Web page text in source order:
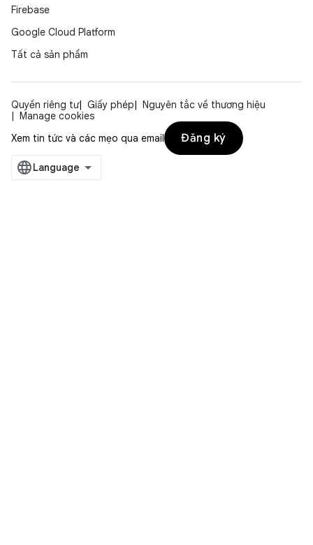
Firebase
Google Cloud Platform
Tất cả sản phẩm
Quyền riêng tư Giấy phép
Nguyên tắc về thương hiệu
Manage cookies
Xem tin tức và các mẹo qua email
Đăng ký